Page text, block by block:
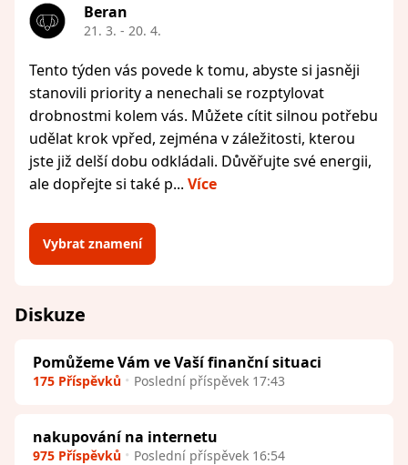
Beran
21. 3. - 20. 4.
Tento týden vás povede k tomu, abyste si jasněji
stanovili priority a nenechali se rozptylovat
drobnostmi kolem vás. Můžete cítit silnou potřebu
udělat krok vpřed, zejména v záležitosti, kterou
jste již delší dobu odkládali. Důvěřujte své energii,
ale dopřejte si také p... Více
Vybrat znamení
Diskuze
Pomůžeme Vám ve Vaší finanční situaci
175 Příspěvků Poslední příspěvek 17:43
nakupování na internetu
975 Příspěvků Poslední příspěvek 16:54